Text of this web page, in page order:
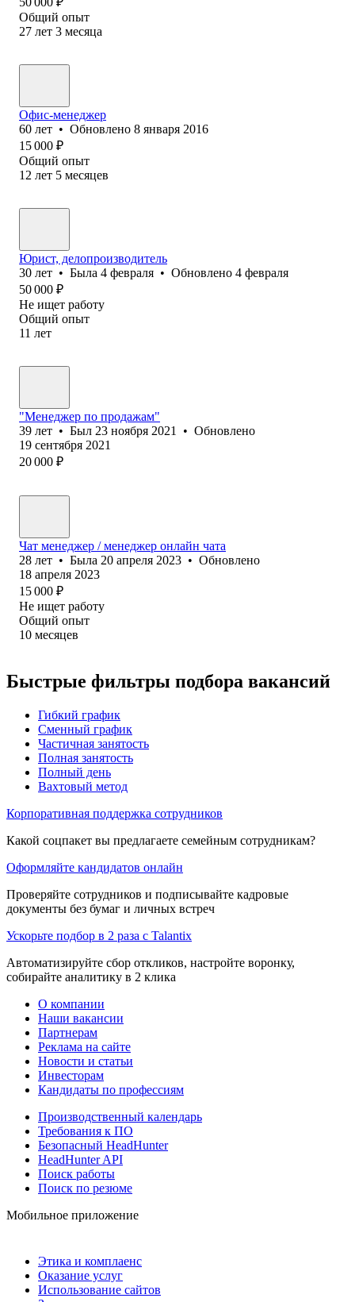
Общий опыт
27 лет 3 месяца
Офис-менеджер
60 лет • Обновлено 8 января 2016
15 000 ₽
Общий опыт
12 лет 5 месяцев
Юрист, делопроизводитель
30 лет • Была 4 февраля • Обновлено 4 февраля
50 000 ₽
Не ищет работу
Общий опыт
11 лет
"Менеджер по продажам"
39 лет • Был 23 ноября 2021 • Обновлено
19 сентября 2021
20 000 ₽
Чат менеджер / менеджер онлайн чата
28 лет • Была 20 апреля 2023 • Обновлено
18 апреля 2023
15 000 ₽
Не ищет работу
Общий опыт
10 месяцев
Быстрые фильтры подбора вакансий
Гибкий график
Сменный график
Частичная занятость
Полная занятость
Полный день
Вахтовый метод
Корпоративная поддержка сотрудников
Какой соцпакет вы предлагаете семейным сотрудникам?
Оформляйте кандидатов онлайн
Проверяйте сотрудников и подписывайте кадровые
документы без бумаг и личных встреч
Ускорьте подбор в 2 раза с Talantix
Автоматизируйте сбор откликов, настройте воронку,
собирайте аналитику в 2 клика
О компании
Наши вакансии
Партнерам
Реклама на сайте
Новости и статьи
Инвесторам
Кандидаты по профессиям
Производственный календарь
Требования к ПО
Безопасный HeadHunter
HeadHunter API
Поиск работы
Поиск по резюме
Мобильное приложение
Этика и комплаенс
Оказание услуг
Использование сайтов